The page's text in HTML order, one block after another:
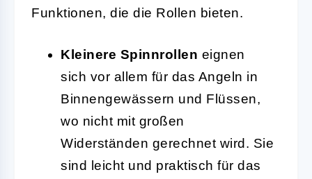
Funktionen, die die Rollen bieten.
Kleinere Spinnrollen eignen
sich vor allem für das Angeln in
Binnengewässern und Flüssen,
wo nicht mit großen
Widerständen gerechnet wird. Sie
sind leicht und praktisch für das